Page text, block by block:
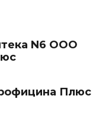
N6 ООО
Плюс